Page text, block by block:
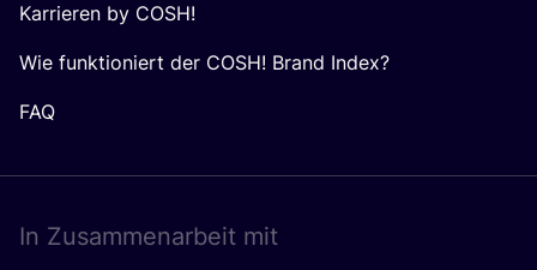
Karrieren by COSH!
Wie funktioniert der COSH! Brand Index?
FAQ
In Zusam­men­ar­beit mit